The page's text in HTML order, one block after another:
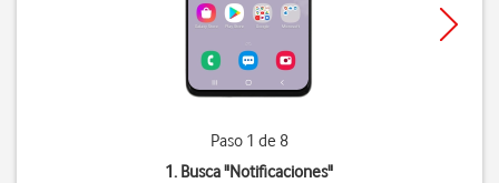
Paso 1 de 8
1. Busca "Notificaciones"